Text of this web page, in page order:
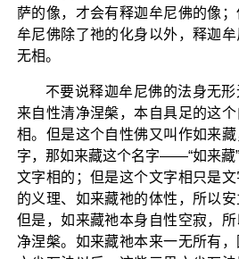
萨的像，才会有释迦牟尼佛的像
牟尼佛除了祂的化身以外，释迦
无相。
不要说释迦牟尼佛的法身无
来自性清净涅槃，本自具足的这
相。但是这个自性佛又叫作如来
字，那如来藏这个名字——“如来藏
文字相的；但是这个文字相只是
的义理、如来藏祂的体性，所以安
但是，如来藏祂本身自性空寂，
净涅槃。如来藏祂本来一无所有